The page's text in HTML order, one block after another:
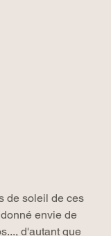
de soleil de ces
envie de
d'autant que